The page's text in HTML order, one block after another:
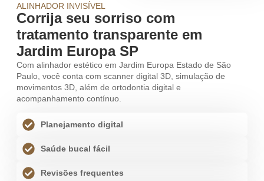
ALINHADOR INVISÍVEL
Corrija seu sorriso com
tratamento transparente em
Jardim Europa SP
Com alinhador estético em Jardim Europa Estado de São
Paulo, você conta com scanner digital 3D, simulação de
movimentos 3D, além de ortodontia digital e
acompanhamento contínuo.
Planejamento digital
Saúde bucal fácil
Revisões frequentes